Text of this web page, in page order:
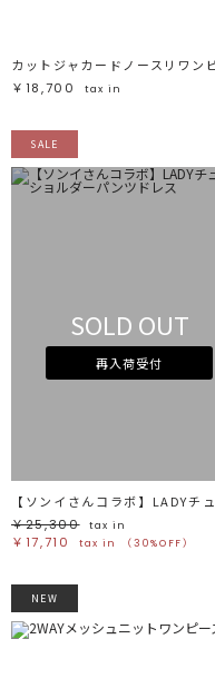
￥18,700
tax in
SALE
SOLD OUT
再入荷受付
￥25,300
tax in
￥17,710 tax in （30%OFF）
NEW